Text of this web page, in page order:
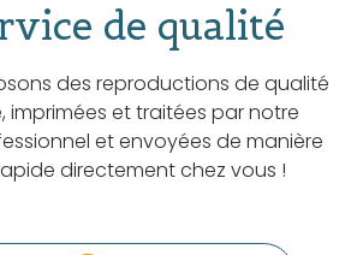
de qualité
des reproductions de qualité
imprimées et traitées par notre
et envoyées de manière
directement chez vous !